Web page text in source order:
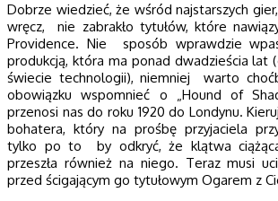
Dobrze wiedzieć, że wśród najstarszych
wręcz, nie zabrakło tytułów, które
Providence. Nie sposób wprawdzie
produkcją, która ma ponad dwadzieścia lat
świecie technologii), niemniej warto
obowiązku wspomnieć o „Hound of
przenosi nas do roku 1920 do Londynu.
bohatera, który na prośbę przyjaciela
tylko po to by odkryć, że klątwa
przeszła również na niego. Teraz musi
przed ścigającym go tytułowym Ogarem z